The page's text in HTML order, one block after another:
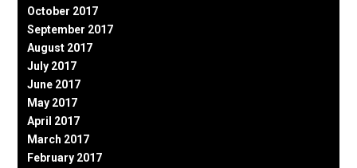
October 2017
September 2017
August 2017
July 2017
June 2017
May 2017
April 2017
March 2017
February 2017